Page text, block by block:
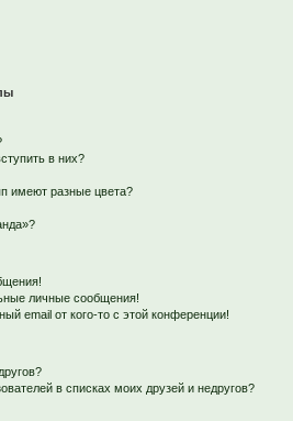
в них?
имеют разные цвета?
личные сообщения!
email от кого-то с этой конференции!
в списках моих друзей и недругов?